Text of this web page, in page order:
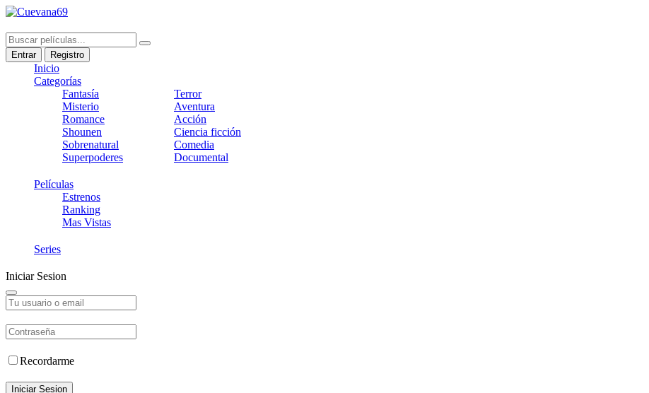
Entrar Registro
Inicio
Categorías
Fantasía
Misterio
Romance
Shounen
Sobrenatural
Superpoderes
Terror
Aventura
Acción
Ciencia ficción
Comedia
Documental
Películas
Estrenos
Ranking
Mas Vistas
Series
Iniciar Sesion
Recordarme
Iniciar Sesion